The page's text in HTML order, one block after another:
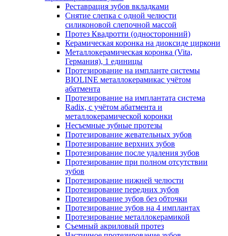
Реставрация зубов вкладками
Снятие слепка с одной челюсти
силиконовой слепочной массой
Протез Квадротти (односторонний)
Керамическая коронка на диоксиде циркони
Металлокерамическая коронка (Vita,
Германия), 1 единицы
Протезирование на импланте системы
BIOLINE металлокерамикас учётом
абатмента
Протезирование на имплантата система
Radix, с учётом абатмента и
металлокерамической коронки
Несъемные зубные протезы
Протезирование жевательных зубов
Протезирование верхних зубов
Протезирование после удаления зубов
Протезирование при полном отсутствии
зубов
Протезирование нижней челюсти
Протезирование передних зубов
Протезирование зубов без обточки
Протезирование зубов на 4 имплантах
Протезирование металлокерамикой
Съемный акриловый протез